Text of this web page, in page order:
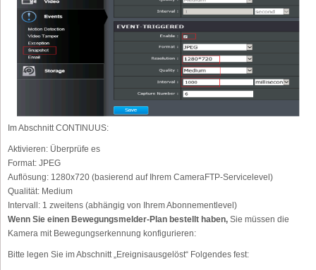
Im Abschnitt CONTINUUS:
Aktivieren: Überprüfe es
Format: JPEG
Auflösung: 1280x720 (basierend auf Ihrem CameraFTP-Servicelevel)
Qualität: Medium
Intervall: 1 zweitens (abhängig von Ihrem Abonnementlevel)
Wenn Sie einen Bewegungsmelder-Plan bestellt haben, Sie müssen die
Kamera mit Bewegungserkennung konfigurieren:
Bitte legen Sie im Abschnitt „Ereignisausgelöst“ Folgendes fest: